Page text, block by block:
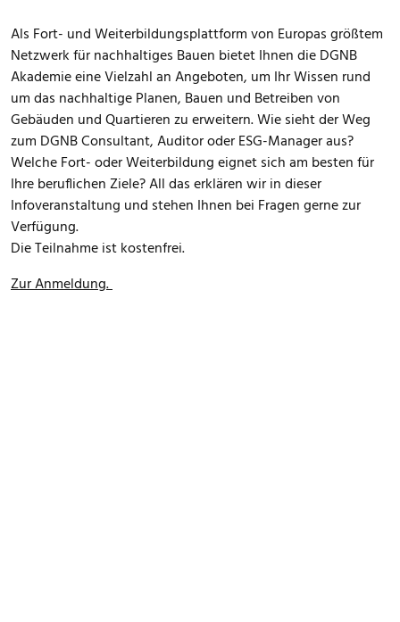
Als Fort- und Weiterbildungsplattform von Europas größtem
Netzwerk für nachhaltiges Bauen bietet Ihnen die DGNB
Akademie eine Vielzahl an Angeboten, um Ihr Wissen rund
um das nachhaltige Planen, Bauen und Betreiben von
Gebäuden und Quartieren zu erweitern. Wie sieht der Weg
zum DGNB Consultant, Auditor oder ESG-Manager aus?
Welche Fort- oder Weiterbildung eignet sich am besten für
Ihre beruflichen Ziele? All das erklären wir in dieser
Infoveranstaltung und stehen Ihnen bei Fragen gerne zur
Verfügung.
Die Teilnahme ist kostenfrei.
Zur Anmeldung.